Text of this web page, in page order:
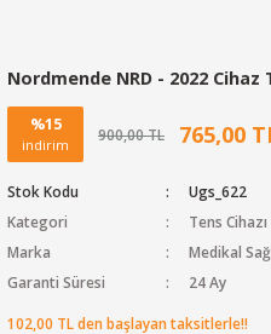
Nordmende NRD - 2022 Cihaz
%15
indirim
900,00 TL 765,00
Stok Kodu
Ugs_622
Kategori
Tens Cihazı
Marka
Medikal
Garanti Süresi
24 Ay
102,00 TL den başlayan taksitlerle!!